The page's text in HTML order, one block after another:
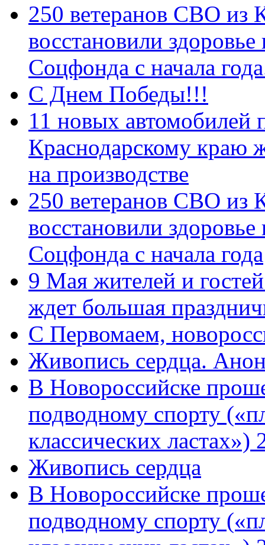
250 ветеранов СВО из
восстановили
Соцфонда с начала
С Днем Победы!!!
11 новых автомобилей
Краснодарскому краю
на производстве
250 ветеранов СВО из
восстановили
Соцфонда с начала года
9 Мая жителей и
ждет большая
C Первомаем,
Живопись сердца.
В Новороссийске
подводному спорту
классических
Живопись сердца
В Новороссийске
подводному спорту